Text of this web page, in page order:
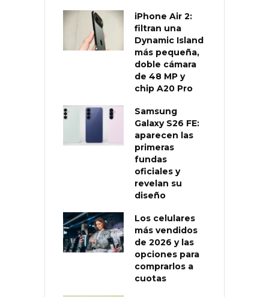
iPhone Air 2:
filtran una
Dynamic Island
más pequeña,
doble cámara
de 48 MP y
chip A20 Pro
Samsung
Galaxy S26 FE:
aparecen las
primeras
fundas
oficiales y
revelan su
diseño
Los celulares
más vendidos
de 2026 y las
opciones para
comprarlos a
cuotas